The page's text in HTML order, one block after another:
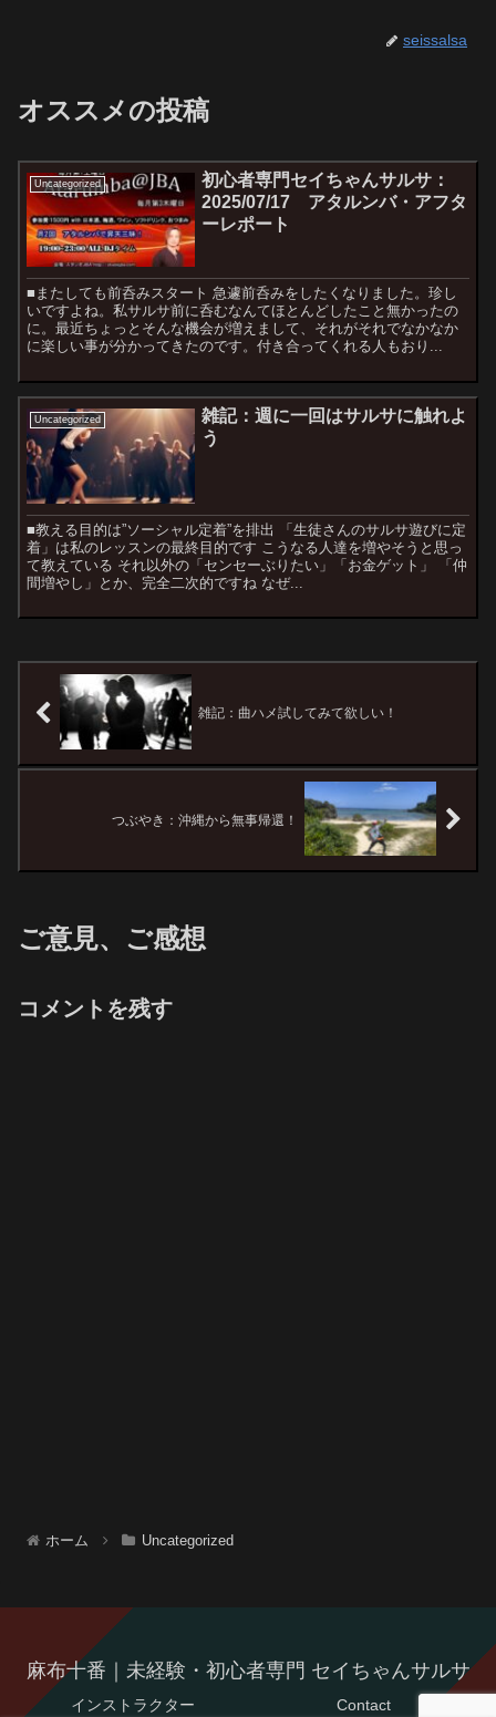
seissalsa
オススメの投稿
Uncategorized
初心者専門セイちゃんサルサ：
2025/07/17 アタルンバ・アフタ
ーレポート
■またしても前呑みスタート 急遽前呑みをしたくなりました。珍し
いですよね。私サルサ前に呑むなんてほとんどしたこと無かったの
に。最近ちょっとそんな機会が増えまして、それがそれでなかなか
に楽しい事が分かってきたのです。付き合ってくれる人もおり...
Uncategorized
雑記：週に一回はサルサに触れよ
う
■教える目的は”ソーシャル定着”を排出 「生徒さんのサルサ遊びに定
着」は私のレッスンの最終目的です こうなる人達を増やそうと思っ
て教えている それ以外の「センセーぶりたい」「お金ゲット」 「仲
間増やし」とか、完全二次的ですね なぜ...
雑記：曲ハメ試してみて欲しい！
つぶやき：沖縄から無事帰還！
ご意見、ご感想
コメントを残す
ホーム Uncategorized
麻布十番｜未経験・初心者専門 セイちゃんサルサ
インストラクター Contact